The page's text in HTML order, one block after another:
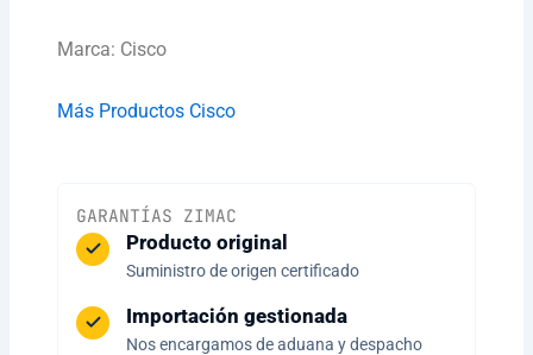
Marca: Cisco
Más Productos Cisco
GARANTÍAS ZIMAC
Producto original
Suministro de origen certificado
Importación gestionada
Nos encargamos de aduana y despacho